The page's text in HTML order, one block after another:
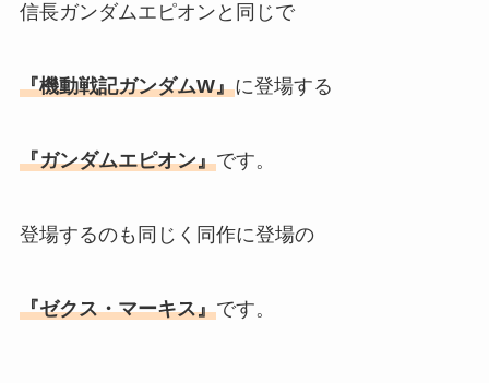
信長ガンダムエピオンと同じで
『機動戦記ガンダムW』に登場する
『ガンダムエピオン』です。
登場するのも同じく同作に登場の
『ゼクス・マーキス』です。